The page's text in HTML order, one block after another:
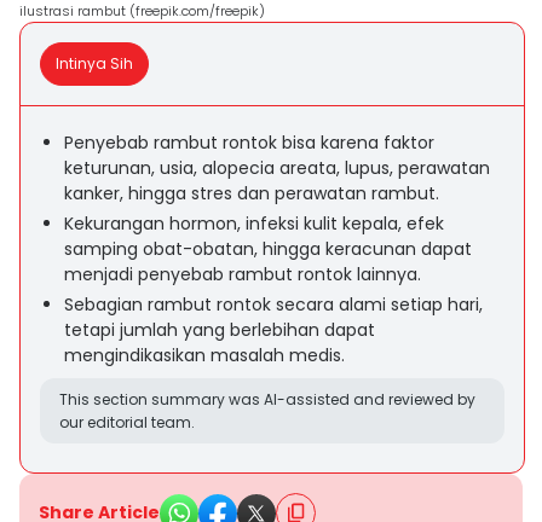
ilustrasi rambut (freepik.com/freepik)
Intinya Sih
Penyebab rambut rontok bisa karena faktor
keturunan, usia, alopecia areata, lupus, perawatan
kanker, hingga stres dan perawatan rambut.
Kekurangan hormon, infeksi kulit kepala, efek
samping obat-obatan, hingga keracunan dapat
menjadi penyebab rambut rontok lainnya.
Sebagian rambut rontok secara alami setiap hari,
tetapi jumlah yang berlebihan dapat
mengindikasikan masalah medis.
This section summary was AI-assisted and reviewed by
our editorial team.
Share Article